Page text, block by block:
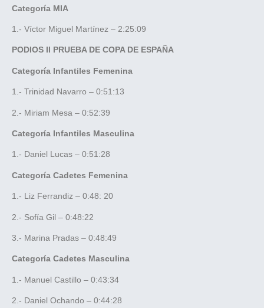
Categoría MIA
1.- Víctor Miguel Martínez – 2:25:09
PODIOS II PRUEBA DE COPA DE ESPAÑA
Categoría Infantiles Femenina
1.- Trinidad Navarro – 0:51:13
2.- Miriam Mesa – 0:52:39
Categoría Infantiles Masculina
1.- Daniel Lucas – 0:51:28
Categoría Cadetes Femenina
1.- Liz Ferrandiz – 0:48: 20
2.- Sofía Gil – 0:48:22
3.- Marina Pradas – 0:48:49
Categoría Cadetes Masculina
1.- Manuel Castillo – 0:43:34
2.- Daniel Ochando – 0:44:28